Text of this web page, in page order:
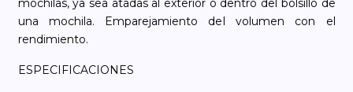
mochilas, ya sea atadas al exterior o dentro del bolsillo de
una mochila. Emparejamiento del volumen con el
rendimiento.
ESPECIFICACIONES